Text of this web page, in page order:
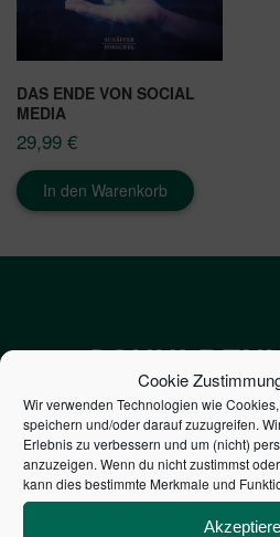
Cookie
Wir verwenden Technologien wie
speichern und/oder darauf zuzugreifen.
Erlebnis zu verbessern und um (nicht)
anzuzeigen. Wenn du nicht zustimmst
kann dies bestimmte Merkmale und
DAS ENDE VON SOCIAL
MEDIA
29,99 €
In den Warenkorb